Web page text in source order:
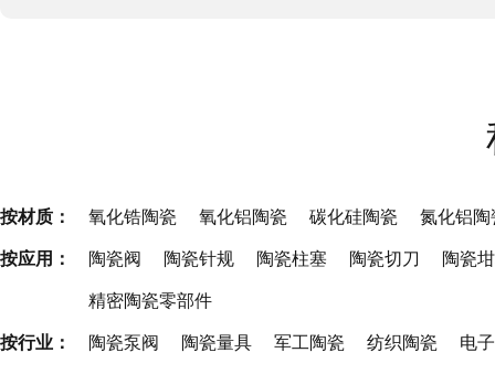
按材质： 氧化锆陶瓷 氧化铝陶瓷 碳化硅陶瓷 氮化铝陶
按应用： 陶瓷阀 陶瓷针规 陶瓷柱塞 陶瓷切刀 陶瓷
精密陶瓷零部件
按行业： 陶瓷泵阀 陶瓷量具 军工陶瓷 纺织陶瓷 电